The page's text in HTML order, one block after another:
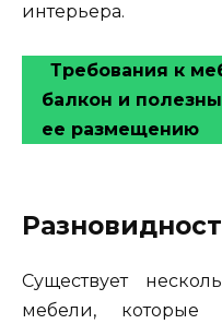
интерьера.
Требования к
балкон и
ее размещению
Существует
мебели, которые